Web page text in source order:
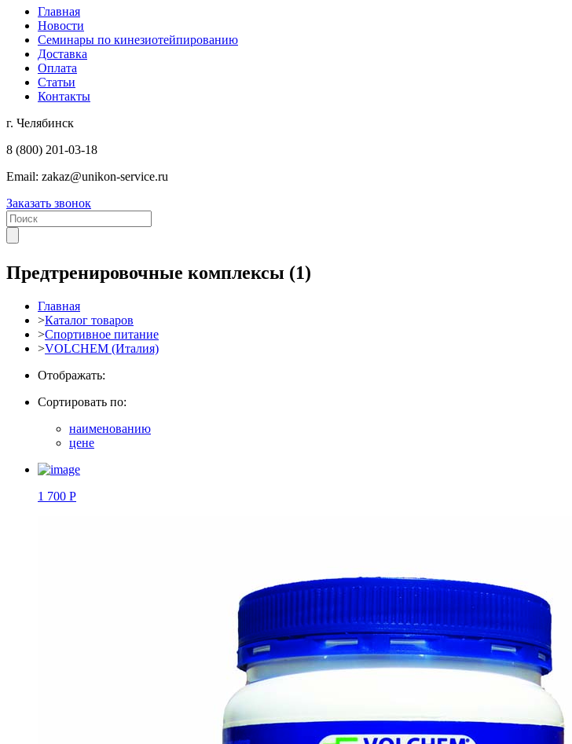
Главная
Новости
Семинары по кинезиотейпированию
Доставка
Оплата
Статьи
Контакты
г. Челябинск
8 (800) 201-03-18
Email: zakaz@unikon-service.ru
Заказать звонок
Предтренировочные комплексы (1)
Главная
>Каталог товаров
>Спортивное питание
>VOLCHEM (Италия)
Отображать:
Сортировать по:
наименованию
цене
1 700 Р